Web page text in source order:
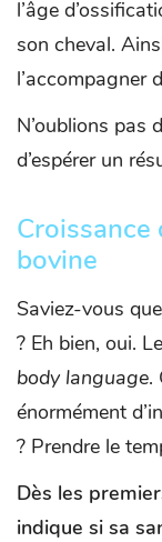
l’âge
son cheval.
l’accompagner
N’oublions pas
d’espérer un
Croissance
bovine
Saviez-vous
? Eh bien, oui.
body language.
énormément
? Prendre le
Dès les
indique si sa